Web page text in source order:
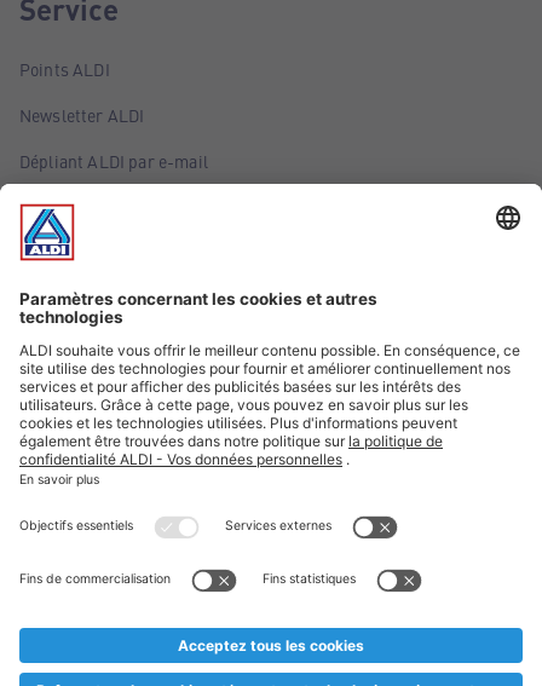
Service
Points ALDI
Newsletter ALDI
Dépliant ALDI par e-mail
Offres
Infos essentielles
Suivez ALDI Belgique
Textes marqués d'un astérisque et mentions légales
* Nous vendons ces articles temporairement et jusqu'à
au cas où, malgré le planning bien étudié, nous serions
prématurément en rupture de stock. Prix Recupel et TVA incl.
** Sur ce site, l’utilisation de la forme masculine a été adoptée